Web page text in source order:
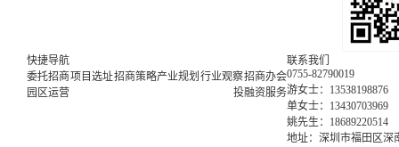
快捷导航
委托招商项目选址招商策略产业规划 行业观察招商办会
园区运营
投融资服务
联系我们
0755-82790019
游女士：13538198876
单女士：13430703969
姚先生：18689220514
地址：深圳市福田区深